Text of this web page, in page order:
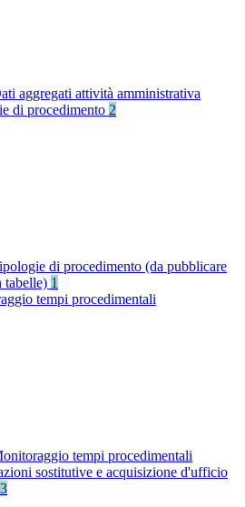
aggregati attività amministrativa
di procedimento 2
di procedimento (da pubblicare
tabelle) 1
tempi procedimentali
tempi procedimentali
sostitutive e acquisizione d'ufficio
3